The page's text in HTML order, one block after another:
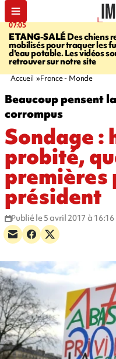
07:05
ETANG-SALÉDes chiens
mobilisés pour traquer les
d'eau potable. Les vidéos
retrouver sur notre site
Accueil France - Monde
Beaucoup pensent
corrompus
Sondage :
probité,
premières
président
Publié le 5 avril 2017 à 16:16